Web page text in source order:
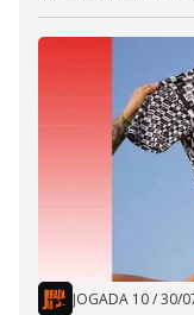
JOGADA 10/30/